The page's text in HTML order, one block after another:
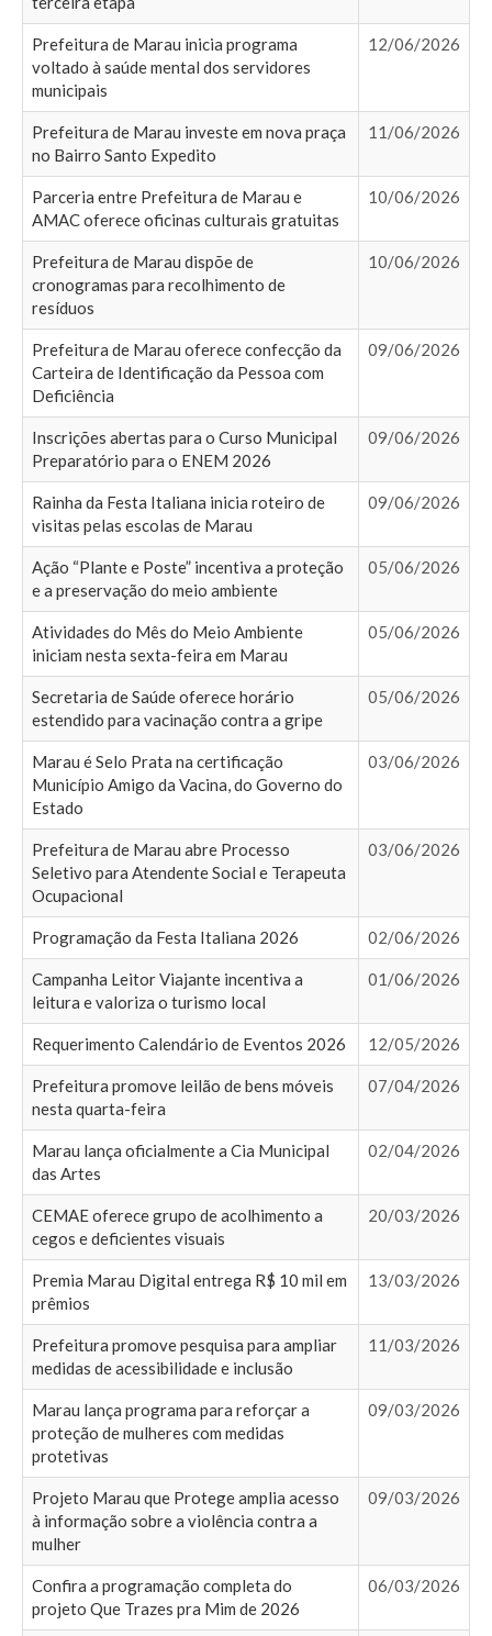
Prefeitura de Marau inicia programa
voltado à saúde mental dos servidores
municipais
12/06/2026
Prefeitura de Marau investe em nova praça
no Bairro Santo Expedito
11/06/2026
Parceria entre Prefeitura de Marau e
AMAC oferece oficinas culturais gratuitas
10/06/2026
Prefeitura de Marau dispõe de
cronogramas para recolhimento de
resíduos
10/06/2026
Prefeitura de Marau oferece confecção da
Carteira de Identificação da Pessoa com
Deficiência
09/06/2026
Inscrições abertas para o Curso Municipal
Preparatório para o ENEM 2026
09/06/2026
Rainha da Festa Italiana inicia roteiro de
visitas pelas escolas de Marau
09/06/2026
Ação “Plante e Poste” incentiva a proteção
e a preservação do meio ambiente
05/06/2026
Atividades do Mês do Meio Ambiente
iniciam nesta sexta-feira em Marau
05/06/2026
Secretaria de Saúde oferece horário
estendido para vacinação contra a gripe
05/06/2026
Marau é Selo Prata na certificação
Município Amigo da Vacina, do Governo do
Estado
03/06/2026
Prefeitura de Marau abre Processo
Seletivo para Atendente Social e Terapeuta
Ocupacional
03/06/2026
Programação da Festa Italiana 2026 02/06/2026
Campanha Leitor Viajante incentiva a
leitura e valoriza o turismo local
01/06/2026
Requerimento Calendário de Eventos 2026 12/05/2026
Prefeitura promove leilão de bens móveis
nesta quarta-feira
07/04/2026
Marau lança oficialmente a Cia Municipal
das Artes
02/04/2026
CEMAE oferece grupo de acolhimento a
cegos e deficientes visuais
20/03/2026
Premia Marau Digital entrega R$ 10 mil em
prêmios
13/03/2026
Prefeitura promove pesquisa para ampliar
medidas de acessibilidade e inclusão
11/03/2026
Marau lança programa para reforçar a
proteção de mulheres com medidas
protetivas
09/03/2026
Projeto Marau que Protege amplia acesso
à informação sobre a violência contra a
mulher
09/03/2026
Confira a programação completa do
projeto Que Trazes pra Mim de 2026
06/03/2026